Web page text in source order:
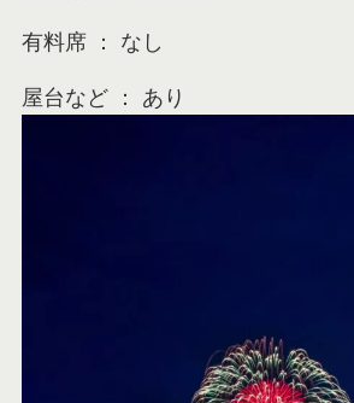
有料席 ： なし
屋台など ： あり